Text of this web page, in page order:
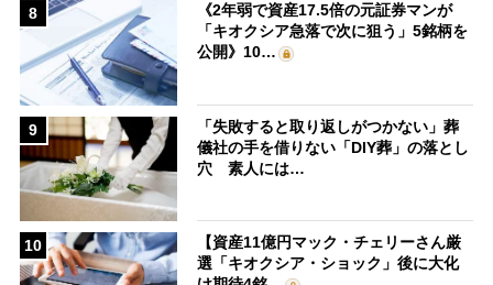
8
《2年弱で資産17.5倍の元証券マンが
「キオクシア急落で次に狙う」5銘柄を
公開》10…
9
「失敗すると取り返しがつかない」葬
儀社の手を借りない「DIY葬」の落とし
穴 素人には…
10
【資産11億円マック・チェリーさん厳
選「キオクシア・ショック」後に大化